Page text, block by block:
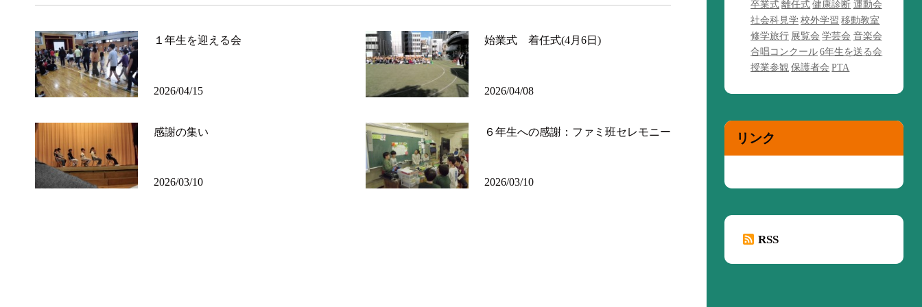
１年生を迎える会
2026/04/15
始業式 着任式(4月6日)
2026/04/08
感謝の集い
2026/03/10
６年生への感謝：ファミ班セレモニー
2026/03/10
卒業式 離任式 健康診断 運動会
社会科見学 校外学習 移動教室
修学旅行 展覧会 学芸会 音楽会
合唱コンクール 6年生を送る会
授業参観 保護者会 PTA
リンク
RSS